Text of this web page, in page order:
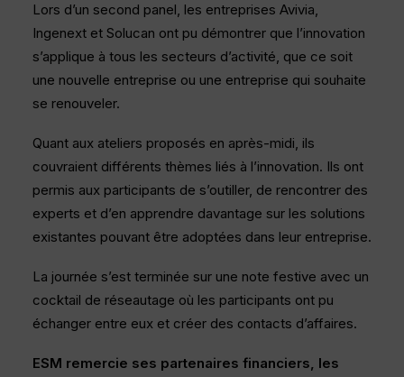
Lors d’un second panel, les entreprises Avivia,
Ingenext et Solucan ont pu démontrer que l’innovation
s’applique à tous les secteurs d’activité, que ce soit
une nouvelle entreprise ou une entreprise qui souhaite
se renouveler.
Quant aux ateliers proposés en après-midi, ils
couvraient différents thèmes liés à l’innovation. Ils ont
permis aux participants de s’outiller, de rencontrer des
experts et d’en apprendre davantage sur les solutions
existantes pouvant être adoptées dans leur entreprise.
La journée s’est terminée sur une note festive avec un
cocktail de réseautage où les participants ont pu
échanger entre eux et créer des contacts d’affaires.
ESM remercie ses partenaires financiers, les